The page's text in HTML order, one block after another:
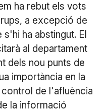
ha rebut els vots
a excepció de
ha abstingut. El
al departament
dels nou punts de
importància en la
de l'afluència
la informació